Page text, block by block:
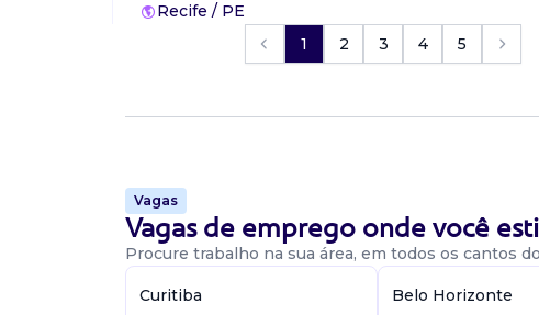
Recife / PE
Planejar e executar campanhas de marketing Criar
analista de marketing
FSBR
Presencial
Vaga para analista de marketing presencial em
1 2 3 4 5
Vagas
Vagas de emprego onde você
Procure trabalho na sua área, em todos os cantos
Curitiba Belo Horizonte